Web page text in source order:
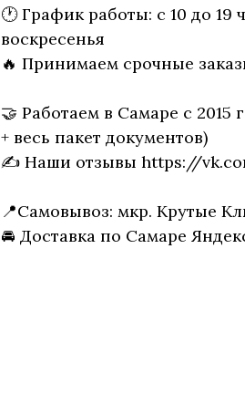
🕐 График работы: с 10 до 19
воскресенья
🔥 Принимаем срочные
🤝 Работаем в Самаре с
+ весь пакет документов)
✍ Наши отзывы https://
📍Самовывоз: мкр. Крутые
🚘 Доставка по Самаре